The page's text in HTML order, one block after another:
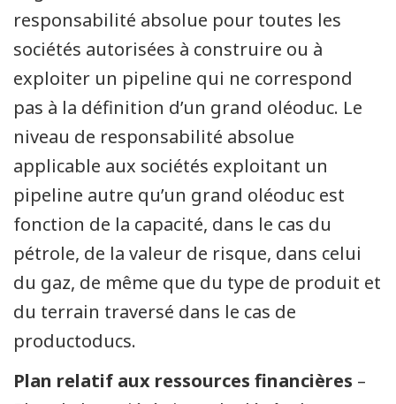
responsabilité absolue pour toutes les
sociétés autorisées à construire ou à
exploiter un pipeline qui ne correspond
pas à la définition d’un grand oléoduc. Le
niveau de responsabilité absolue
applicable aux sociétés exploitant un
pipeline autre qu’un grand oléoduc est
fonction de la capacité, dans le cas du
pétrole, de la valeur de risque, dans celui
du gaz, de même que du type de produit et
du terrain traversé dans le cas de
productoducs.
Plan relatif aux ressources financières –